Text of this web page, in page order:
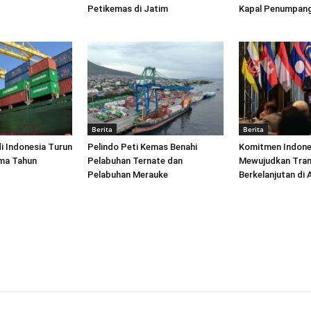
Petikemas di Jatim Kapal
Indonesia Turun
Tahun
Berita
Pelindo Peti Kemas Benahi
Pelabuhan Ternate dan
Pelabuhan Merauke
Berita
Komitmen
Mewujudkan
Berkelanjutan di